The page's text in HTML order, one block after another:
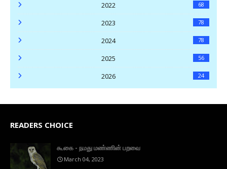
2022 68
2023 78
2024 78
2025 56
2026 24
READERS CHOICE
கூகை - நமது மண்ணின் பறவை
March 04, 2023